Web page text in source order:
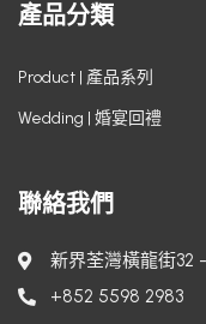
產品分類
Product | 產品系列
Wedding | 婚宴回禮
聯絡我們
新界荃灣橫龍街32
+852 5598 2983